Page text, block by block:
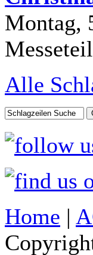
Montag,
Alle
Home |